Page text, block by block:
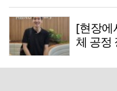
[현장에
체 공정